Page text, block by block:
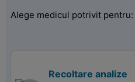
Alege medicul potrivit pentru:
Recoltare analize